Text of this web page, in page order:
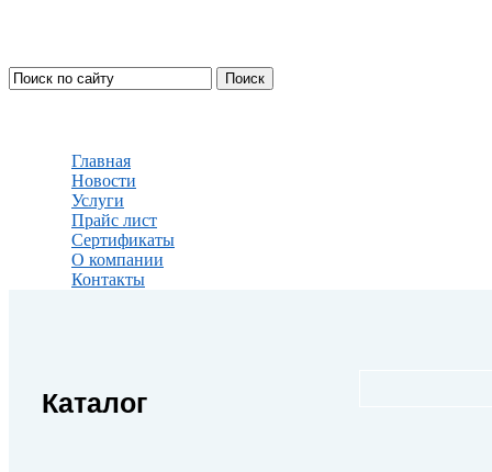
Главная
Новости
Услуги
Прайс лист
Сертификаты
О компании
Контакты
Каталог